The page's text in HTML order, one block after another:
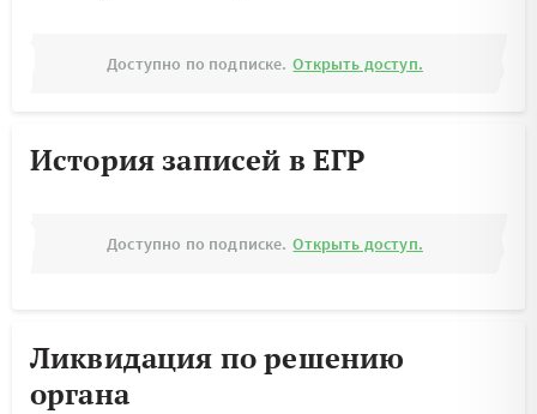
Доступно по подписке. Открыть доступ.
История записей в ЕГР
Доступно по подписке. Открыть доступ.
Ликвидация по решению
органа